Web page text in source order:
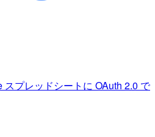
プレッドシートに OAuth 2.0 で